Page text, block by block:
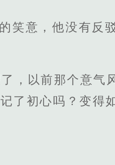
笑意，他没有反
，以前那个意气
了初心吗？变得